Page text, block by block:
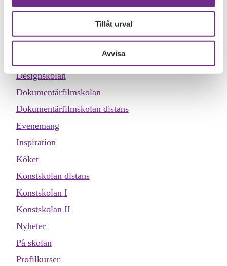
Tillåt urval
Avvisa
parkeringen klockan 17, kom du också om du vill!
KATEGORIER
Designskolan
Dokumentärfilmskolan
Dokumentärfilmskolan distans
Evenemang
Inspiration
Köket
Konstskolan distans
Konstskolan I
Konstskolan II
Nyheter
På skolan
Profilkurser